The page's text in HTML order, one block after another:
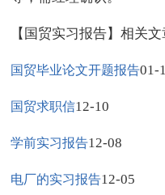
【国贸实习报告】相关文
国贸毕业论文开题报告01-
国贸求职信12-10
学前实习报告12-08
电厂的实习报告12-05